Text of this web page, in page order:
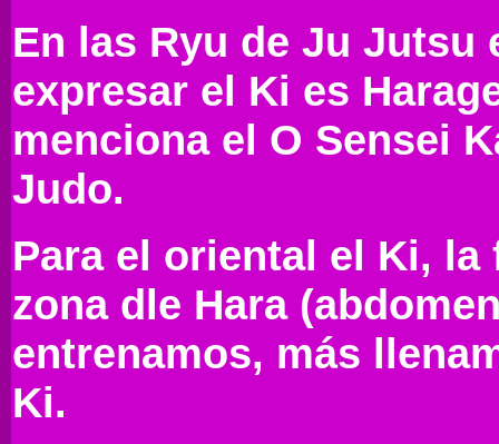
En las Ryu de Ju
expresar el Ki es
menciona el O Sensei
Judo.
Para el oriental el Ki,
zona dle Hara
entrenamos, más
Ki.